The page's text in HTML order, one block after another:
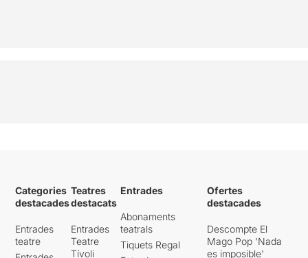
Categories
destacades
Entrades
teatre
Teatres
destacats
Entrades
Teatre
Tívoli
Entrades
Abonaments
teatrals
Tiquets Regal
Ofertes
destacades
Descompte El
Mago Pop 'Nada
es imposible'